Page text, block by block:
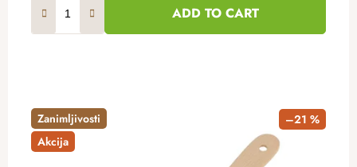
ADD TO CART
Zanimljivosti
Akcija
–21 %